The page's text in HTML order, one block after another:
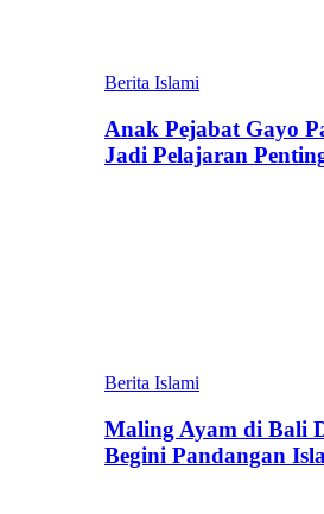
Berita Islami
Anak Pejabat Gayo
Jadi Pelajaran
Berita Islami
Maling Ayam di Bali
Begini Pandangan